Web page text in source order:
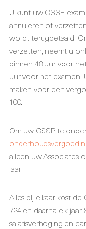
U kunt uw CSSP-
annuleren of
wordt terugbetaald.
verzetten, neemt u
binnen 48 uur voor
uur voor het examen.
maken voor een
100.
Om uw CSSP te
alleen uw Associates
jaar.
Alles bij elkaar kost
724 en daarna elk
salarisverhoging en